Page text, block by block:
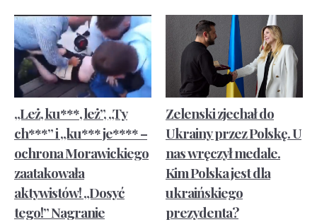
„Leż, ku***, leż”, „Ty
ch***” i „ku*** je**** –
ochrona Morawickiego
zaatakowała
aktywistów! „Dosyć
tego!” Nagranie
Zelenski zjechał do
Ukrainy przez Polskę. U
nas wręczył medale.
Kim Polska jest dla
ukraińskiego
prezydenta?